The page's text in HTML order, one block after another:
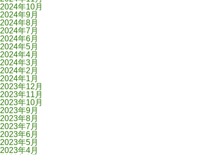
2024年10月
2024年9月
2024年8月
2024年7月
2024年6月
2024年5月
2024年4月
2024年3月
2024年2月
2024年1月
2023年12月
2023年11月
2023年10月
2023年9月
2023年8月
2023年7月
2023年6月
2023年5月
2023年4月